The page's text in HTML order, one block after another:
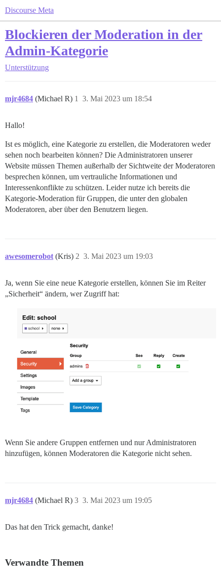
Discourse Meta
Blockieren der Moderation in der
Admin-Kategorie
Unterstützung
mjr4684 (Michael R) 3. Mai 2023 um 18:54
1
Hallo!
Ist es möglich, eine Kategorie zu erstellen, die Moderatoren weder
sehen noch bearbeiten können? Die Administratoren unserer
Website müssen Themen außerhalb der Sichtweite der Moderatoren
besprechen können, um vertrauliche Informationen und
Interessenkonflikte zu schützen. Leider nutze ich bereits die
Kategorie-Moderation für Gruppen, die unter den globalen
Moderatoren, aber über den Benutzern liegen.
awesomerobot (Kris) 3. Mai 2023 um 19:03
2
Ja, wenn Sie eine neue Kategorie erstellen, können Sie im Reiter
„Sicherheit“ ändern, wer Zugriff hat:
Wenn Sie andere Gruppen entfernen und nur Administratoren
hinzufügen, können Moderatoren die Kategorie nicht sehen.
mjr4684 (Michael R) 3. Mai 2023 um 19:05
3
Das hat den Trick gemacht, danke!
Verwandte Themen